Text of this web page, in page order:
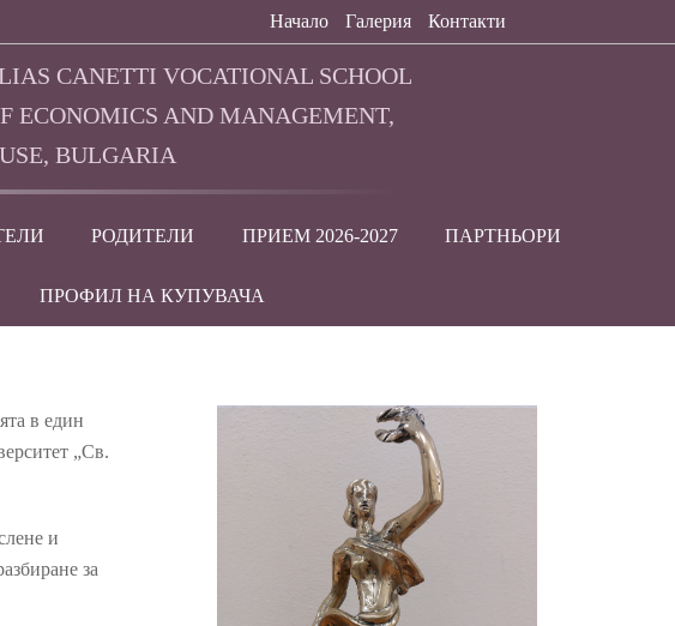
Начало Галерия Контакти
CANETTI VOCATIONAL SCHOOL
ECONOMICS AND MANAGEMENT,
BULGARIA
РОДИТЕЛИ ПРИЕМ 2026-2027 ПАРТНЬОРИ
ПРОФИЛ НА КУПУВАЧА
в един
„Св.
и
за